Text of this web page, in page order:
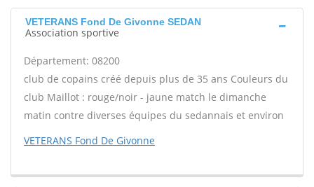
VETERANS Fond De Givonne SEDAN
Association sportive
Département: 08200
club de copains créé depuis plus de 35 ans Couleurs du
club Maillot : rouge/noir - jaune match le dimanche
matin contre diverses équipes du sedannais et environ
VETERANS Fond De Givonne